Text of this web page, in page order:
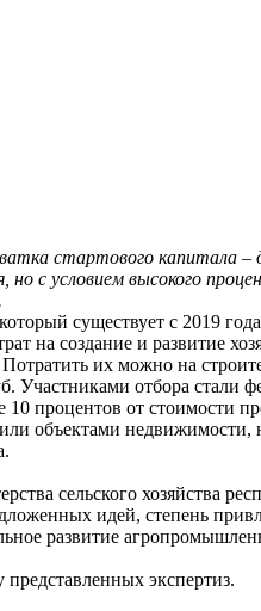
стартового
с условием высокого
существует с 2019
на создание и развитие
их можно на
Участниками отбора
процентов от стоимости
объектами
сельского хозяйства
идей, степень
развитие
экспертиз.